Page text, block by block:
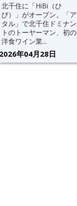
北千住に「HiBi（ひ
び）」がオープン。「ア
タル」で北千住ドミナン
トのトーヤーマン、初の
洋食ワイン業...
年04月28日